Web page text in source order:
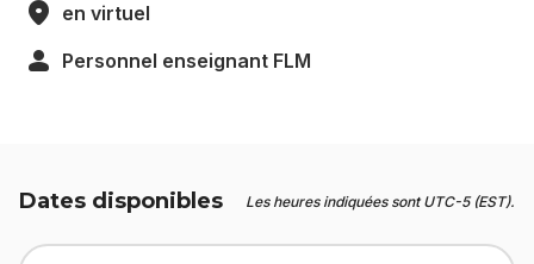
en virtuel
Personnel enseignant FLM
Dates disponibles Les heures indiquées sont UTC-5 (EST).